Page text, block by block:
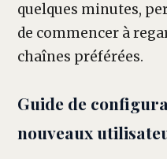
quelques minutes,
de commencer à
chaînes préférées.
Guide de
nouveaux